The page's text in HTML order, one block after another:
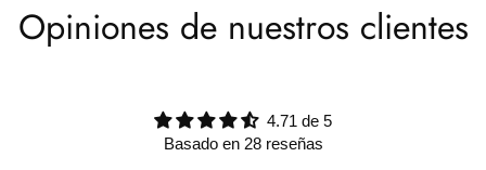
Opiniones de nuestros clientes
4.71 de 5
Basado en 28 reseñas